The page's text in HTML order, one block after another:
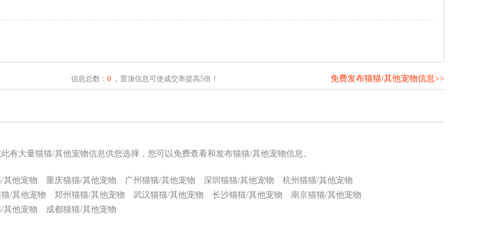
信息总数： 0，置顶信息可使成交率提高5倍！ 免费发布猫猫/其他宠物信息>>
有大量猫猫/其他宠物信息供您选择，您可以免费查看和发布猫猫/其他宠物信息。
其他宠物 重庆猫猫/其他宠物 广州猫猫/其他宠物 深圳猫猫/其他宠物
杭州猫猫/其他宠物
/其他宠物 郑州猫猫/其他宠物 武汉猫猫/其他宠物 长沙猫猫/其他宠物
南京猫猫/其他宠物
其他宠物 成都猫猫/其他宠物